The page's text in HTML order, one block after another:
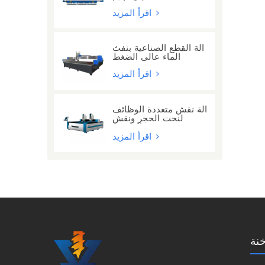
آلة القطع الصناعية بنفث
الماء عالي الضغط
آلة نقش متعددة الوظائف
لنحت الحجر ونقش
الحروف